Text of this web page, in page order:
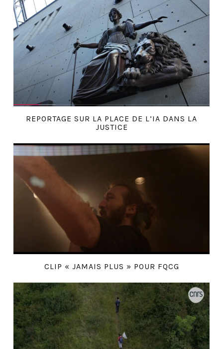
REPORTAGE SUR LA PLACE DE L’IA DANS LA
JUSTICE
CLIP « JAMAIS PLUS » POUR FQCG